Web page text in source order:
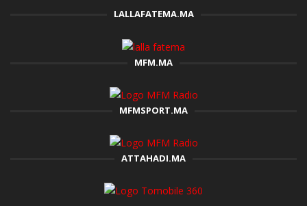
LALLAFATEMA.MA
MFM.MA
MFMSPORT.MA
ATTAHADI.MA